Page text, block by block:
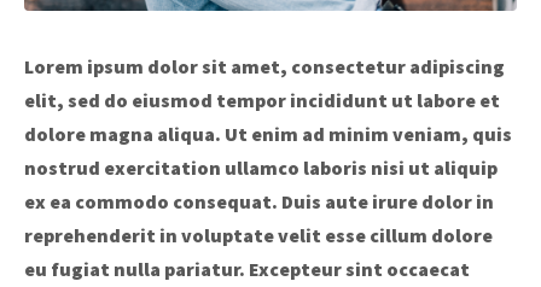
Lorem ipsum dolor sit amet, consectetur adipiscing
elit, sed do eiusmod tempor incididunt ut labore et
dolore magna aliqua. Ut enim ad minim veniam, quis
nostrud exercitation ullamco laboris nisi ut aliquip
ex ea commodo consequat. Duis aute irure dolor in
reprehenderit in voluptate velit esse cillum dolore
eu fugiat nulla pariatur. Excepteur sint occaecat